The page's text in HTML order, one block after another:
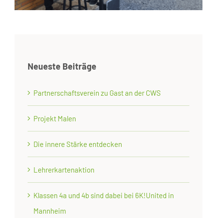
Neueste Beiträge
Partnerschaftsverein zu Gast an der CWS
Projekt Malen
Die innere Stärke entdecken
Lehrerkartenaktion
Klassen 4a und 4b sind dabei bei 6K!United in
Mannheim